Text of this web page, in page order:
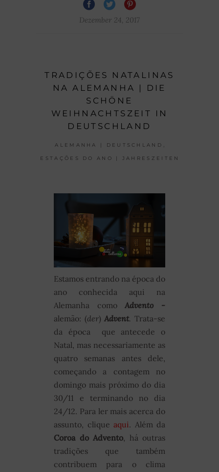
Dezember 24, 2017
TRADIÇÕES NATALINAS
NA ALEMANHA | DIE
SCHÖNE
WEIHNACHTSZEIT IN
DEUTSCHLAND
ALEMANHA | DEUTSCHLAND
ESTAÇÕES DO ANO | JAHRESZEITEN
Estamos entrando na época do
ano conhecida aqui na
Alemanha comoAdvento -
alemão: (der)Advent. Trata-se
da época que antecede o
Natal, mas necessariamente as
quatro semanas antes dele,
começando a contagem no
domingo mais próximo do dia
30/11 e terminando no dia
24/12. Para ler mais acerca do
assunto, clique aqui. Além da
Coroa do Advento, há outras
tradições que também
contribuem para o clima